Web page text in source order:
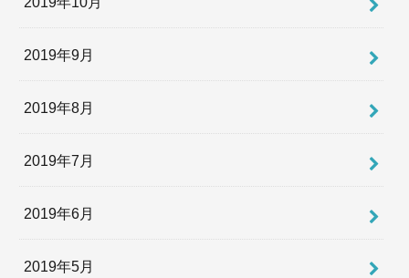
2019年9月
2019年8月
2019年7月
2019年6月
2019年5月